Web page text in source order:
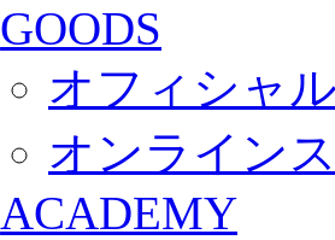
GOODS
オフィシャ
オンライン
ACADEMY